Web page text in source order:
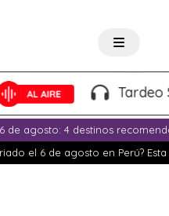
Tardeo
de agosto: 4 destinos
el 6 de agosto en Perú?